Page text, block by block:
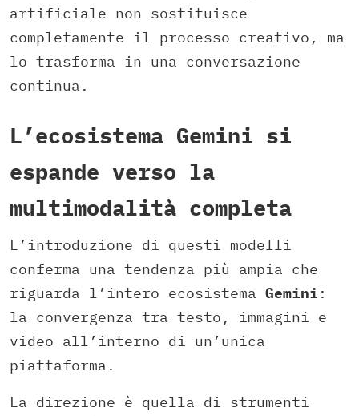
artificiale non sostituisce
completamente il processo creativo, ma
lo trasforma in una conversazione
continua.
L’ecosistema Gemini si
espande verso la
multimodalità completa
L’introduzione di questi modelli
conferma una tendenza più ampia che
riguarda l’intero ecosistema Gemini :
la convergenza tra testo, immagini e
video all’interno di un’unica
piattaforma.
La direzione è quella di strumenti